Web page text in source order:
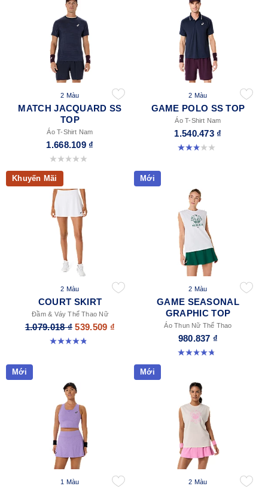
2 Màu
MATCH JACQUARD SS
TOP
Áo T-Shirt Nam
1.668.109 ₫
0.0 trong số 5 sao.
2 Màu
GAME POLO SS TOP
Áo T-Shirt Nam
1.540.473 ₫
3.0 trong số 5 sao. 1 đánh giá
Khuyến Mãi
2 Màu
COURT SKIRT
Đầm & Váy Thể Thao Nữ
1.079.018 ₫ 539.509 ₫
4.9 trong số 5 sao. 45 đánh giá
Mới
2 Màu
GAME SEASONAL
GRAPHIC TOP
Áo Thun Nữ Thể Thao
980.837 ₫
4.8 trong số 5 sao. 9 đánh giá
Mới
1 Màu
Mới
2 Màu